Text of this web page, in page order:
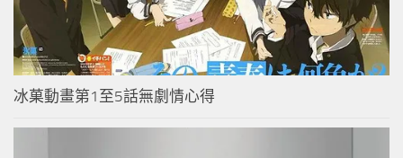
冰菓動畫第1至5話無劇情心得